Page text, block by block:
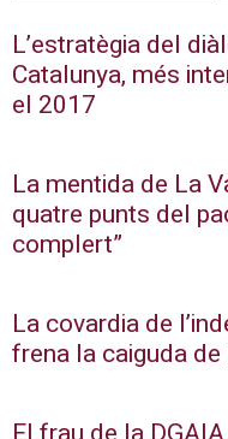
L’estratègia del
Catalunya, més
el 2017
La mentida de La
quatre punts del
complert”
La covardia de
frena la caiguda